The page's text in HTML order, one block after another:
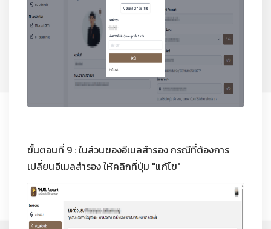
ขั้นตอนที่ 9 : ในส่วนของอีเมลสำรอง กรณีที่ต้องการ
เปลี่ยนอีเมลสำรอง ให้คลิกที่ปุ่ม "แก้ไข"